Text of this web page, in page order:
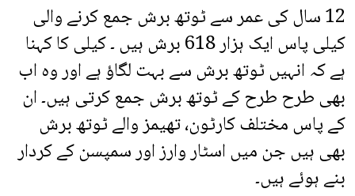
12 سال کی عمر سے ٹوتھ برش جمع کرنے والی
کیلی پاس ایک ہزار 618 برش ہیں ۔ کیلی کا کہنا
ہے کہ انہیں ٹوتھ برش سے بہت لگاؤ ہے اور وہ اب
بھی طرح طرح کے ٹوتھ برش جمع کرتی ہیں۔ ان
کے پاس مختلف کارٹون، تھیمز والے ٹوتھ برش
بھی ہیں جن میں اسٹار وارز اور سمپسن کے کردار
بنے ہوئے ہیں۔